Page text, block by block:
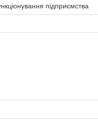
підприємства